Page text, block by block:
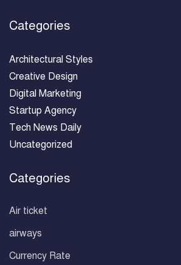
Categories
Architectural Styles
Creative Design
Digital Marketing
Startup Agency
Tech News Daily
Uncategorized
Categories
Air ticket
airways
Currency Rate